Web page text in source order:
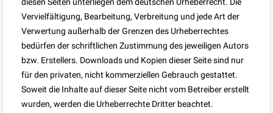
Vervielfältigung, Bearbeitung, Verbreitung und jede Art der
Verwertung außerhalb der Grenzen des Urheberrechtes
bedürfen der schriftlichen Zustimmung des jeweiligen Autors
bzw. Erstellers. Downloads und Kopien dieser Seite sind nur
für den privaten, nicht kommerziellen Gebrauch gestattet.
Soweit die Inhalte auf dieser Seite nicht vom Betreiber erstellt
wurden, werden die Urheberrechte Dritter beachtet.